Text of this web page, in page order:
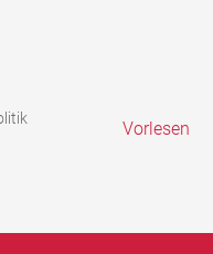
Vorlesen